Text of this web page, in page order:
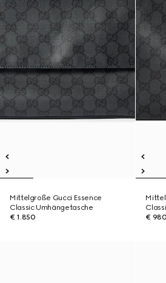
Mittelgroße Gucci Essence
Classic Umhängetasche
€ 1.850
€ 980